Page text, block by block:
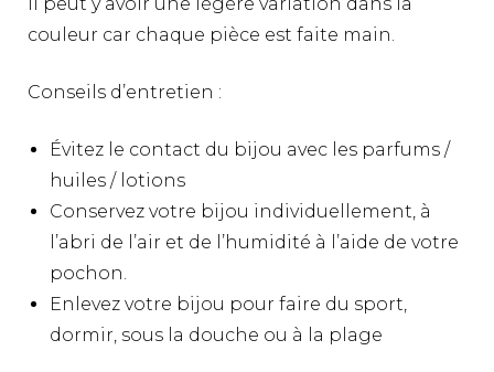
couleur car chaque pièce est faite main.
Conseils d’entretien :
Évitez le contact du bijou avec les parfums /
huiles / lotions
Conservez votre bijou individuellement, à
l’abri de l’air et de l’humidité à l’aide de votre
pochon.
Enlevez votre bijou pour faire du sport,
dormir, sous la douche ou à la plage